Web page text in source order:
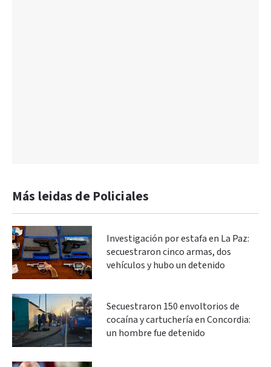
Más leidas de Policiales
Investigación por estafa en La Paz:
secuestraron cinco armas, dos
vehículos y hubo un detenido
Secuestraron 150 envoltorios de
cocaína y cartuchería en Concordia:
un hombre fue detenido